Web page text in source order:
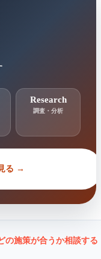
Research
調査・分析
る →
の施策が合うか相談す